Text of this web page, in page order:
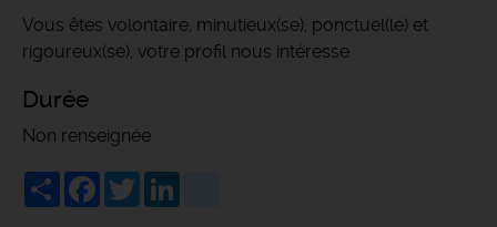
Vous êtes volontaire, minutieux(se), ponctuel(le) et
rigoureux(se), votre profil nous intéresse
Durée
Non renseignée
ShareFacebook
Twitter